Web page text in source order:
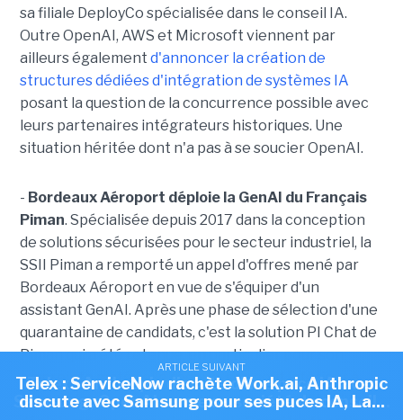
ARTICLE SUIVANT
Telex : Skello lève 200 M€, La Cnil a prononcé 23
sanctions simplifiées depuis début...
ARTICLE SUIVANT
Telex : Anthropic discute d'une puce IA avec
Samsung, OpenAI ouvre sa société de conseil...
sa filiale DeployCo spécialisée dans le conseil IA.
Outre OpenAI, AWS et Microsoft viennent par
ailleurs également d'annoncer la création de
structures dédiées d'intégration de systèmes IA
posant la question de la concurrence possible avec
leurs partenaires intégrateurs historiques. Une
situation héritée dont n'a pas à se soucier OpenAI.
- Bordeaux Aéroport déploie la GenAI du Français
Piman. Spécialisée depuis 2017 dans la conception
de solutions sécurisées pour le secteur industriel, la
SSII Piman a remporté un appel d'offres mené par
Bordeaux Aéroport en vue de s'équiper d'un
assistant GenAI. Après une phase de sélection d'une
quarantaine de candidats, c'est la solution PI Chat de
Piman qui a été retenue, en particulier pour son
empreinte matérielle réduite, son coût inférieur à
ceux de la concurrence ainsi que la possibilité d'un
ARTICLE SUIVANT
Telex : ServiceNow rachète Work.ai, Anthropic
discute avec Samsung pour ses puces IA, La...